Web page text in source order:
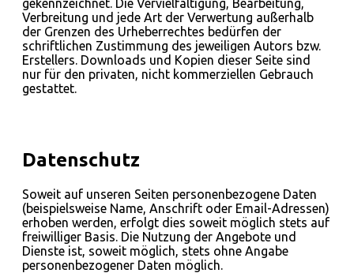
gekennzeichnet. Die Vervielfältigung, Bearbeitung,
Verbreitung und jede Art der Verwertung außerhalb
der Grenzen des Urheberrechtes bedürfen der
schriftlichen Zustimmung des jeweiligen Autors bzw.
Erstellers. Downloads und Kopien dieser Seite sind
nur für den privaten, nicht kommerziellen Gebrauch
gestattet.
Datenschutz
Soweit auf unseren Seiten personenbezogene Daten
(beispielsweise Name, Anschrift oder Email-Adressen)
erhoben werden, erfolgt dies soweit möglich stets auf
freiwilliger Basis. Die Nutzung der Angebote und
Dienste ist, soweit möglich, stets ohne Angabe
personenbezogener Daten möglich.